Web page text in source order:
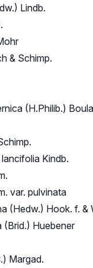
Lindb.
& Schimp.
(H.Philib.)
Kindb.
var. pulvinata
(Hedw.) Hook. f. &
(Brid.) Huebener
Margad.